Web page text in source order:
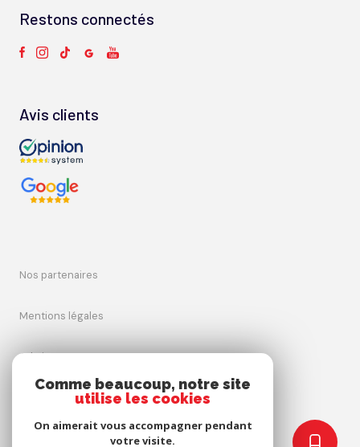
Restons connectés
Avis clients
nos partenaires
mentions légales
admin
nos honoraires
Comme beaucoup, notre site
utilise les cookies
On aimerait vous accompagner pendant
votre visite.